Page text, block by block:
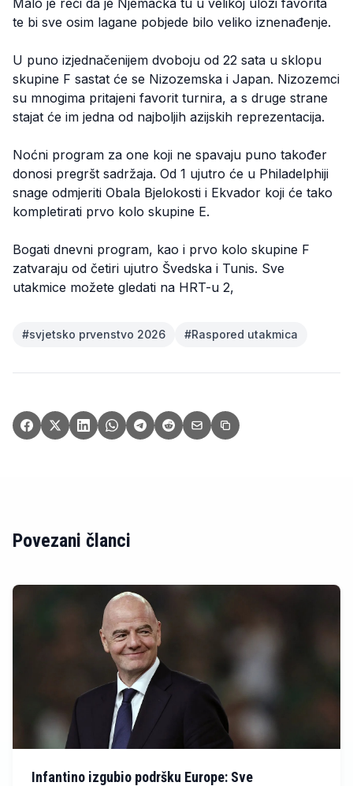
te bi sve osim lagane pobjede bilo veliko iznenađenje.
U puno izjednačenijem dvoboju od 22 sata u sklopu
skupine F sastat će se Nizozemska i Japan. Nizozemci
su mnogima pritajeni favorit turnira, a s druge strane
stajat će im jedna od najboljih azijskih reprezentacija.
Noćni program za one koji ne spavaju puno također
donosi pregršt sadržaja. Od 1 ujutro će u Philadelphiji
snage odmjeriti Obala Bjelokosti i Ekvador koji će tako
kompletirati prvo kolo skupine E.
Bogati dnevni program, kao i prvo kolo skupine F
zatvaraju od četiri ujutro Švedska i Tunis. Sve
utakmice možete gledati na HRT-u 2,
#svjetsko prvenstvo 2026 #Raspored utakmica
Povezani članci
Infantino izgubio podršku Europe: Sve